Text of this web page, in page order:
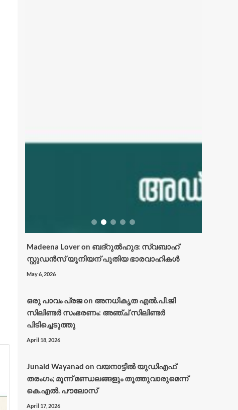
Madeena Loveron ബദ്റുൽഹുദ: സ്വബാഹ്
സ്റ്റുഡൻസ് യൂനിയന് പുതിയ ഭാരവാഹികൾ
May 6, 2026
ഒരു പാവം പ്രജon അനധികൃത എൽ.പി.ജി
സിലിണ്ടർ സംഭരണം: അഞ്ച് സിലിണ്ടർ
പിടിച്ചെടുത്തു
April 18, 2026
Junaid Wayanad on വയനാട്ടില്‍ യുഡിഎഫ്
തരംഗം; മൂന്ന് മണ്ഡലങ്ങളും തൂത്തുവാരുമെന്ന്
കെ.എല്‍. പൗലോസ്
April 17, 2026